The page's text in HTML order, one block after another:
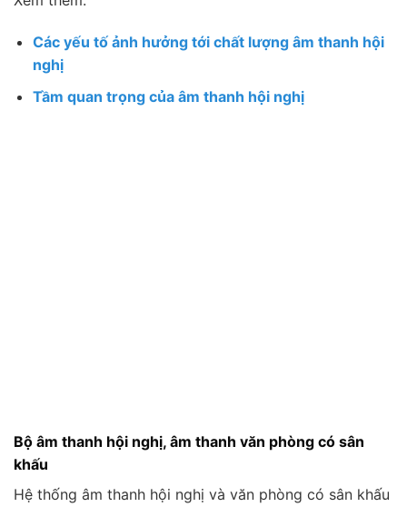
Các yếu tố ảnh hưởng tới chất lượng âm thanh hội
nghị
Tầm quan trọng của âm thanh hội nghị
Bộ âm thanh hội nghị, âm thanh văn phòng có sân
khấu
Hệ thống âm thanh hội nghị và văn phòng có sân khấu